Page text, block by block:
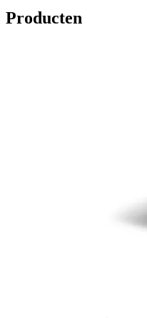
Producten